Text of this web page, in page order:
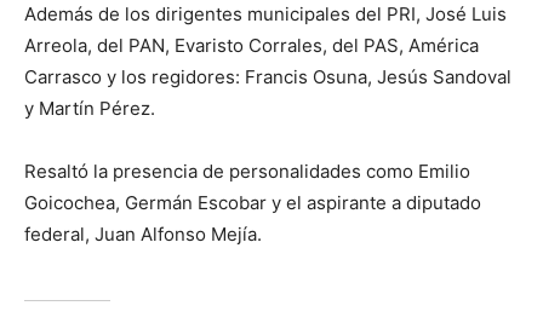
Además de los dirigentes municipales del PRI, José Luis
Arreola, del PAN, Evaristo Corrales, del PAS, América
Carrasco y los regidores: Francis Osuna, Jesús Sandoval
y Martín Pérez.
Resaltó la presencia de personalidades como Emilio
Goicochea, Germán Escobar y el aspirante a diputado
federal, Juan Alfonso Mejía.